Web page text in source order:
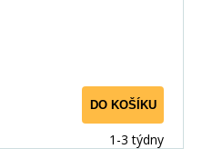
DO KOŠÍKU
1-3 týdny